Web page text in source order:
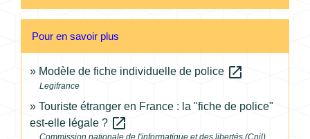
Pour en savoir plus
Modèle de fiche individuelle de police open_in_new
Legifrance
Touriste étranger en France : la "fiche de police"
est-elle légale ? open_in_new